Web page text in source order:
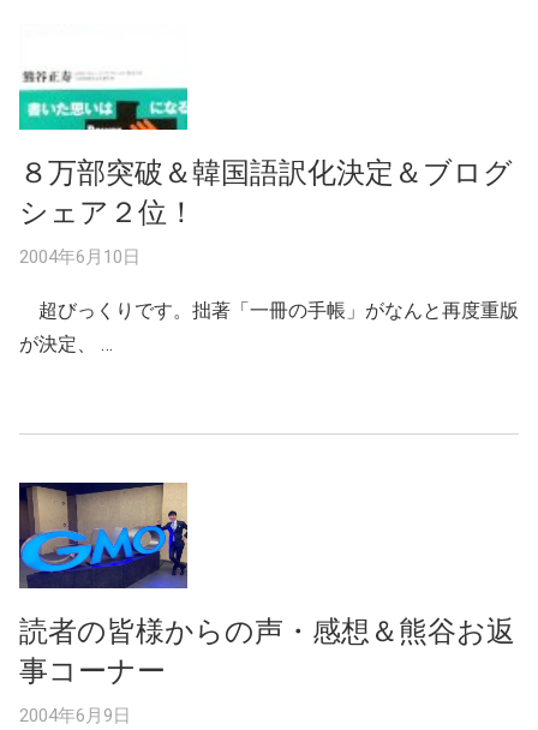
８万部突破＆韓国語訳化決定＆ブログ
シェア２位！
2004年6月10日
超びっくりです。拙著「一冊の手帳」がなんと再度重版
が決定、 …
読者の皆様からの声・感想＆熊谷お返
事コーナー
2004年6月9日